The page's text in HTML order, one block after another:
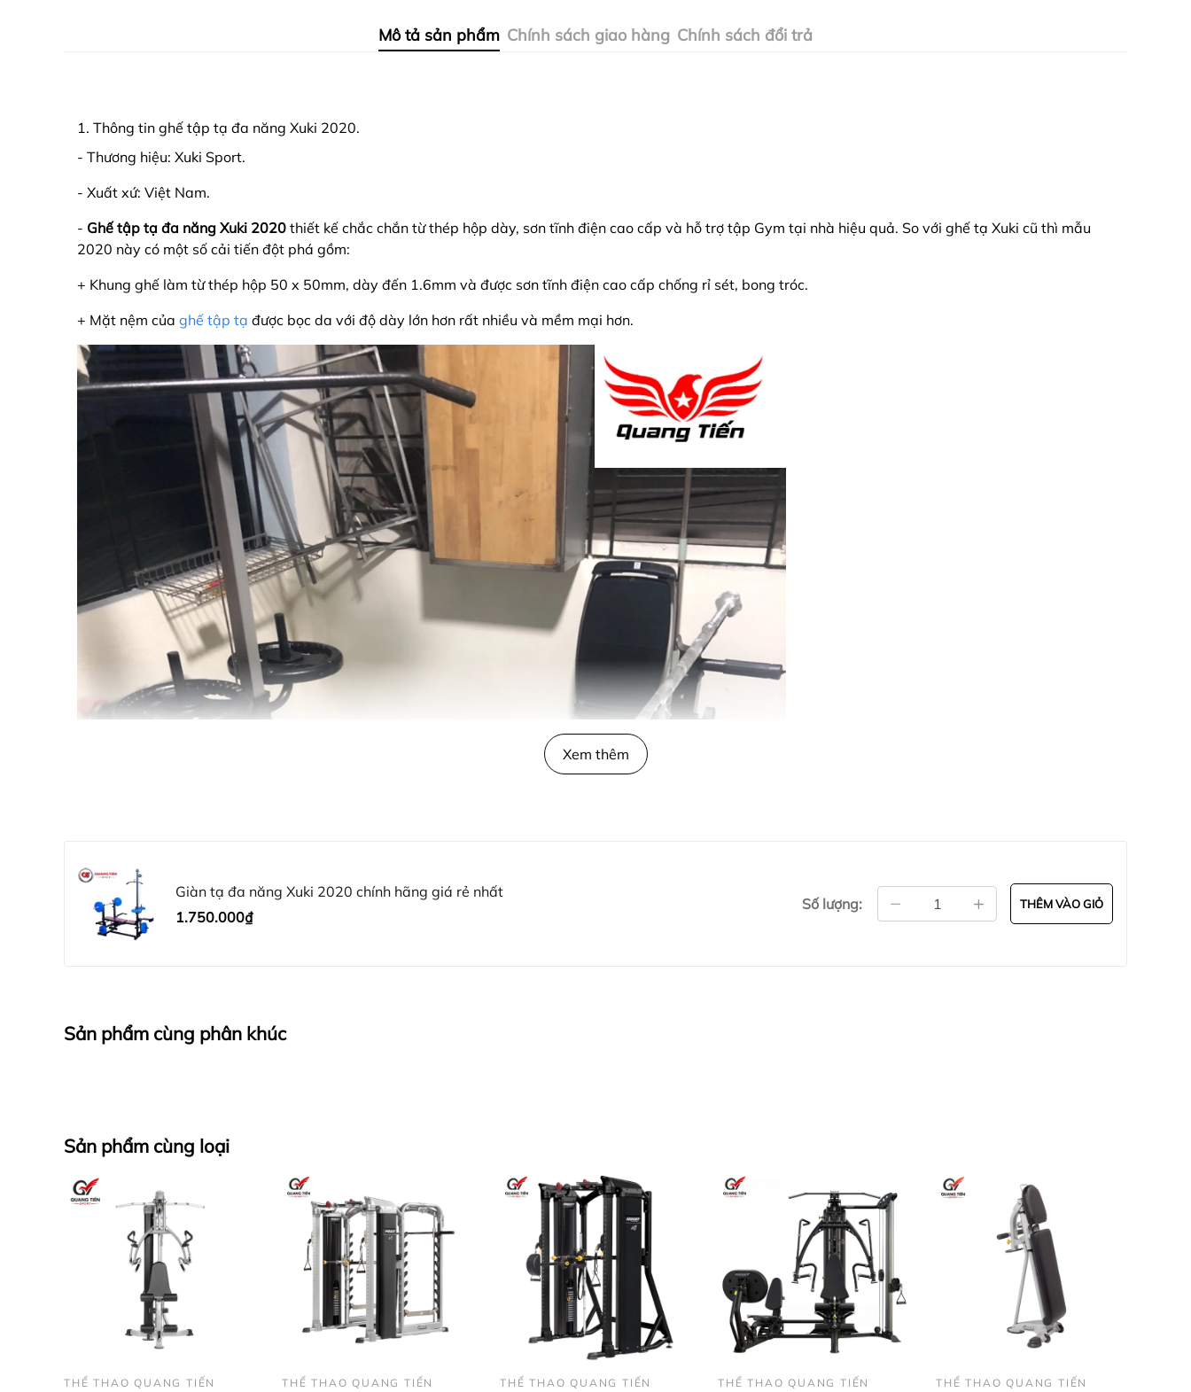
Mô tả sản phẩm Chính sách giao hàng Chính sách đổi trả
1. Thông tin ghế tập tạ đa năng Xuki 2020.
- Thương hiệu: Xuki Sport.
- Xuất xứ: Việt Nam.
- Ghế tập tạ đa năng Xuki 2020 thiết kế chắc chắn từ thép hộp dày, sơn tĩnh điện cao cấp và hỗ trợ tập Gym tại nhà hiệu quả. So với ghế tạ Xuki cũ thì mẫu
2020 này có một số cải tiến đột phá gồm:
+ Khung ghế làm từ thép hộp 50 x 50mm, dày đến 1.6mm và được sơn tĩnh điện cao cấp chống rỉ sét, bong tróc.
+ Mặt nệm của ghế tập tạ được bọc da với độ dày lớn hơn rất nhiều và mềm mại hơn.
Xem thêm
Giàn tạ đa năng Xuki 2020 chính hãng giá rẻ nhất
1.750.000₫
Số lượng: THÊM VÀO GIỎ
Sản phẩm cùng phân khúc
Sản phẩm cùng loại
THỂ THAO QUANG TIẾN THỂ THAO QUANG TIẾN THỂ THAO QUANG TIẾN THỂ THAO QUANG TIẾN THỂ THAO QUANG TIẾN